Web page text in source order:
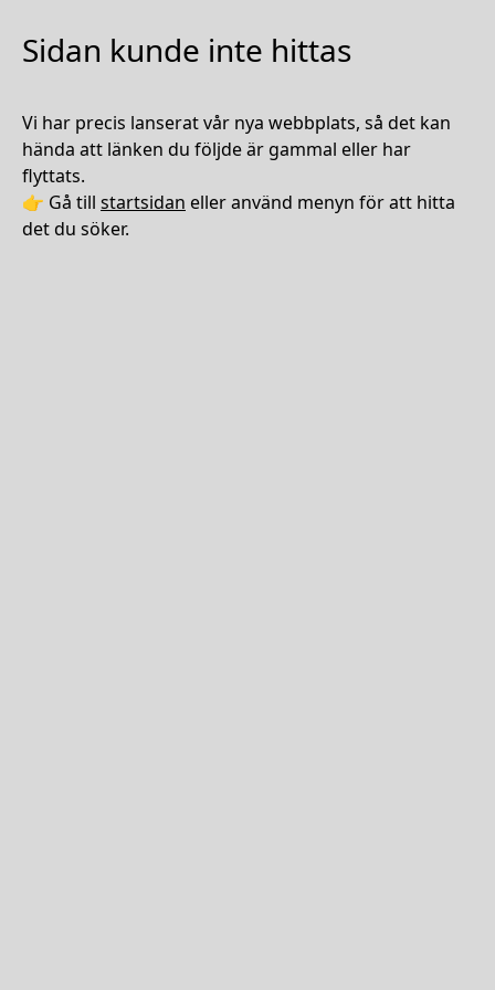
Sidan kunde inte hittas
Vi har precis lanserat vår nya webbplats, så det kan
hända att länken du följde är gammal eller har
flyttats.
👉 Gå till startsidan eller använd menyn för att hitta
det du söker.